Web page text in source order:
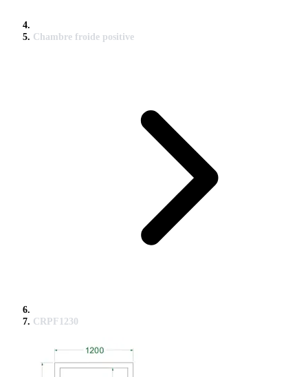
Chambre froide positive
CRPF1230